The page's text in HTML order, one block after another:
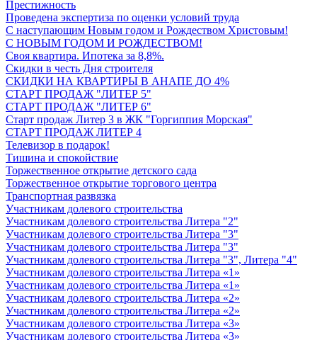
Престижность
Проведена экспертиза по оценки условий труда
С наступающим Новым годом и Рождеством Христовым!
С НОВЫМ ГОДОМ И РОЖДЕСТВОМ!
Своя квартира. Ипотека за 8,8%.
Скидки в честь Дня строителя
СКИДКИ НА КВАРТИРЫ В АНАПЕ ДО 4%
СТАРТ ПРОДАЖ "ЛИТЕР 5"
СТАРТ ПРОДАЖ "ЛИТЕР 6"
Старт продаж Литер 3 в ЖК "Горгиппия Морская"
СТАРТ ПРОДАЖ ЛИТЕР 4
Телевизор в подарок!
Тишина и спокойствие
Торжественное открытие детского сада
Торжественное открытие торгового центра
Транспортная развязка
Участникам долевого строительства
Участникам долевого строительства Литера "2"
Участникам долевого строительства Литера "3"
Участникам долевого строительства Литера "3"
Участникам долевого строительства Литера "3", Литера "4"
Участникам долевого строительства Литера «1»
Участникам долевого строительства Литера «1»
Участникам долевого строительства Литера «2»
Участникам долевого строительства Литера «2»
Участникам долевого строительства Литера «3»
Участникам долевого строительства Литера «3»